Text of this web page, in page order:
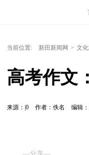
当前位置: 新田新闻网 > 文
高考作文
来源：|0 作者：佚名 编辑